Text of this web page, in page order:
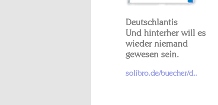
Deutschlantis
Und hinterher will es
wieder niemand
gewesen sein.
solibro.de/buecher/d..